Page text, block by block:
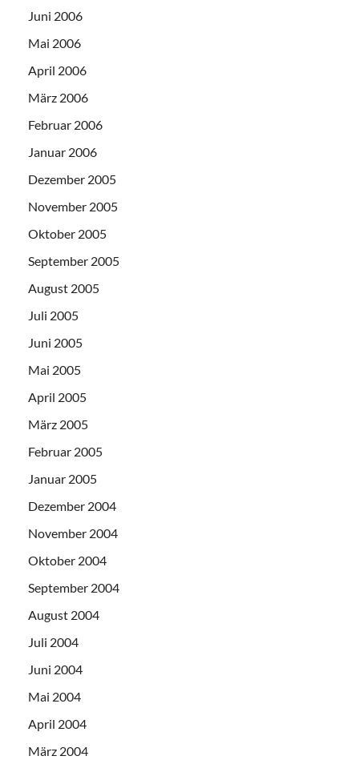
Juni 2006
Mai 2006
April 2006
März 2006
Februar 2006
Januar 2006
Dezember 2005
November 2005
Oktober 2005
September 2005
August 2005
Juli 2005
Juni 2005
Mai 2005
April 2005
März 2005
Februar 2005
Januar 2005
Dezember 2004
November 2004
Oktober 2004
September 2004
August 2004
Juli 2004
Juni 2004
Mai 2004
April 2004
März 2004